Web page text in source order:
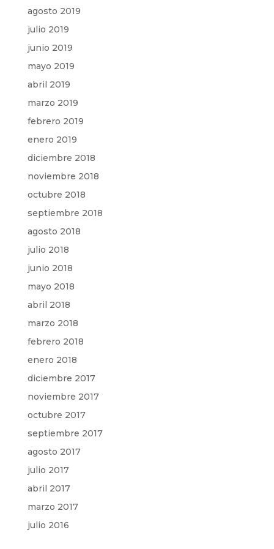
agosto 2019
julio 2019
junio 2019
mayo 2019
abril 2019
marzo 2019
febrero 2019
enero 2019
diciembre 2018
noviembre 2018
octubre 2018
septiembre 2018
agosto 2018
julio 2018
junio 2018
mayo 2018
abril 2018
marzo 2018
febrero 2018
enero 2018
diciembre 2017
noviembre 2017
octubre 2017
septiembre 2017
agosto 2017
julio 2017
abril 2017
marzo 2017
julio 2016